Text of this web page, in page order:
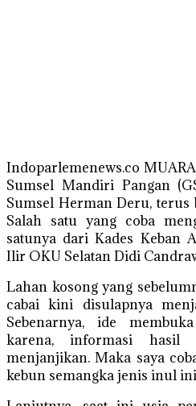
Indoparlemenews.co
Sumsel Mandiri Pangan
Sumsel Herman Deru, terus
Salah satu yang coba
satunya dari Kades Keban
Ilir OKU Selatan Didi
Lahan kosong yang
cabai kini disulapnya
Sebenarnya, ide
karena, informasi hasil
menjanjikan. Maka saya
kebun semangka jenis inul